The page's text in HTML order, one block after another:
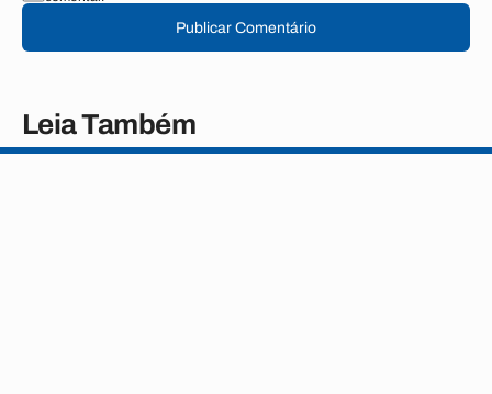
Publicar Comentário
Leia Também